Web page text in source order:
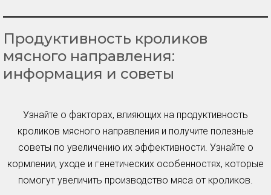
Продуктивность кроликов
мясного направления:
информация и советы
Узнайте о факторах, влияющих на продуктивность
кроликов мясного направления и получите полезные
советы по увеличению их эффективности. Узнайте о
кормлении, уходе и генетических особенностях, которые
помогут увеличить производство мяса от кроликов.